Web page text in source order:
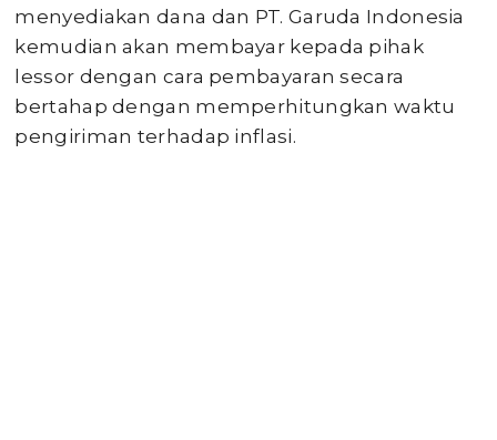
menyediakan dana dan PT. Garuda Indonesia
kemudian akan membayar kepada pihak
lessor dengan cara pembayaran secara
bertahap dengan memperhitungkan waktu
pengiriman terhadap inflasi.